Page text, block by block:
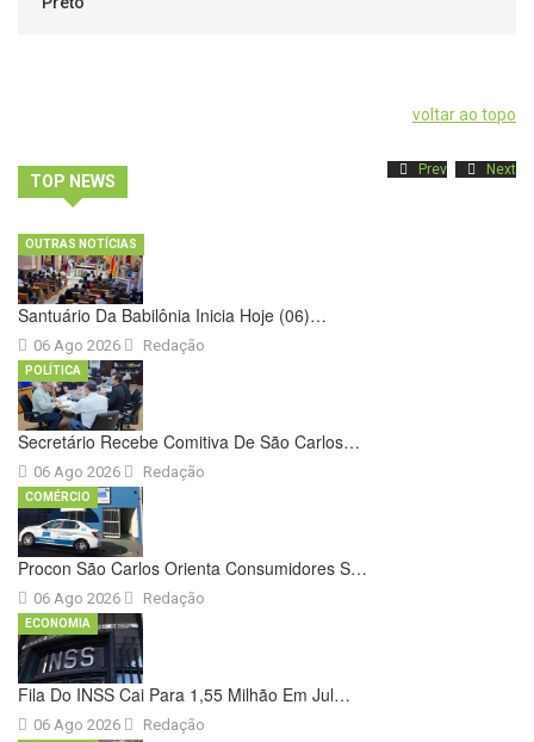
voltar ao topo
TOP NEWS
Prev Next
Santuário Da Babilônia Inicia Hoje (06)…
06 Ago 2026
OUTRAS NOTÍCIAS
Redação
Secretário Recebe Comitiva De São Carlos…
06 Ago 2026
POLÍTICA
Redação
Procon São Carlos Orienta Consumidores S…
06 Ago 2026
COMÉRCIO
Redação
Fila Do INSS Cai Para 1,55 Milhão Em Jul…
06 Ago 2026
ECONOMIA
Redação